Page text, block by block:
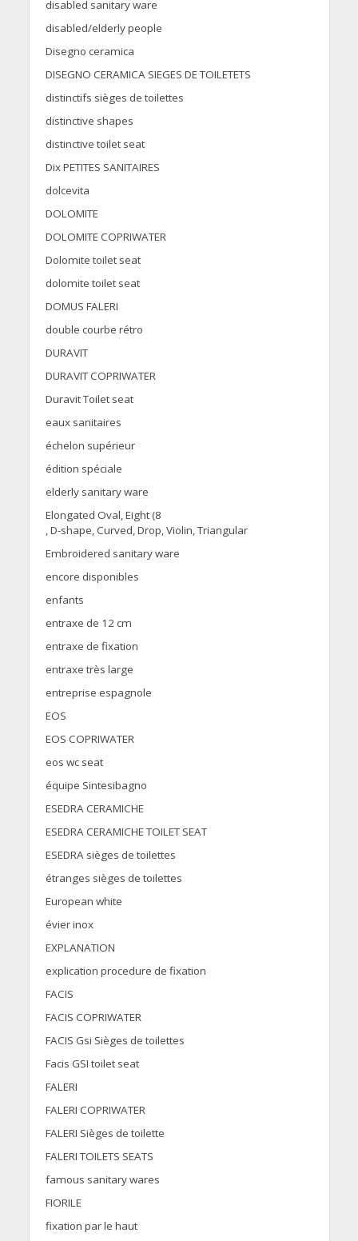
disabled sanitary ware
disabled/elderly people
Disegno ceramica
DISEGNO CERAMICA SIEGES DE TOILETETS
distinctifs sièges de toilettes
distinctive shapes
distinctive toilet seat
Dix PETITES SANITAIRES
dolcevita
DOLOMITE
DOLOMITE COPRIWATER
Dolomite toilet seat
dolomite toilet seat
DOMUS FALERI
double courbe rétro
DURAVIT
DURAVIT COPRIWATER
Duravit Toilet seat
eaux sanitaires
échelon supérieur
édition spéciale
elderly sanitary ware
Elongated Oval, Eight (8
, D-shape, Curved, Drop, Violin, Triangular
Embroidered sanitary ware
encore disponibles
enfants
entraxe de 12 cm
entraxe de fixation
entraxe très large
entreprise espagnole
EOS
EOS COPRIWATER
eos wc seat
équipe Sintesibagno
ESEDRA CERAMICHE
ESEDRA CERAMICHE TOILET SEAT
ESEDRA sièges de toilettes
étranges sièges de toilettes
European white
évier inox
EXPLANATION
explication procedure de fixation
FACIS
FACIS COPRIWATER
FACIS Gsi Sièges de toilettes
Facis GSI toilet seat
FALERI
FALERI COPRIWATER
FALERI Sièges de toilette
FALERI TOILETS SEATS
famous sanitary wares
FIORILE
fixation par le haut